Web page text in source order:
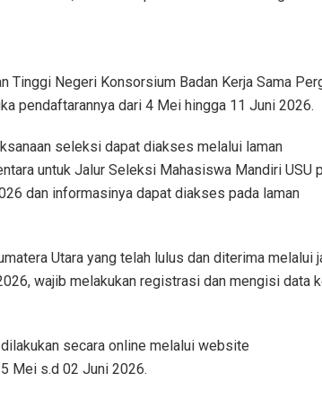
Tinggi Negeri Konsorsium Badan Kerja Sama
pendaftarannya dari 4 Mei hingga 11 Juni 2026.
seleksi dapat diakses melalui laman
untuk Jalur Seleksi Mahasiswa Mandiri USU
dan informasinya dapat diakses pada laman
Utara yang telah lulus dan diterima melalui
wajib melakukan registrasi dan mengisi data
secara online melalui website
Mei s.d 02 Juni 2026.